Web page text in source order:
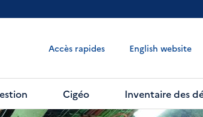
Accès rapides English website
Cigéo Inventaire des